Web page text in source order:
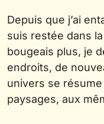
Depuis que j’ai
suis restée dans
bougeais plus, je
endroits, de
univers se
paysages, aux